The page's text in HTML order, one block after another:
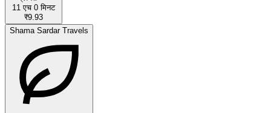
11 एच 0 मिनट
₹9.93
Shama Sardar Travels